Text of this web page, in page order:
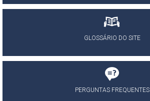
GLOSSÁRIO DO SITE
PERGUNTAS FREQUENTES